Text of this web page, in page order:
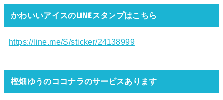
かわいいアイスのLINEスタンプはこちら
https://line.me/S/sticker/24138999
樫畑ゆうのココナラのサービスあります